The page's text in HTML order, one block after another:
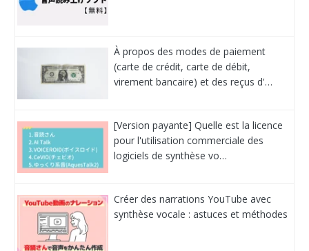
À propos des modes de paiement
(carte de crédit, carte de débit,
virement bancaire) et des reçus d'…
[Version payante] Quelle est la licence
pour l'utilisation commerciale des
logiciels de synthèse vo…
Créer des narrations YouTube avec
synthèse vocale : astuces et méthodes